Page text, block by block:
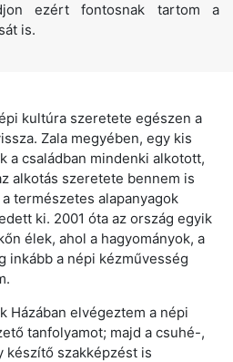
ezért fontosnak tartom a
is.
kultúra szeretete egészen a
Zala megyében, egy kis
a családban mindenki alkotott,
alkotás szeretete bennem is
természetes alapanyagok
ki. 2001 óta az ország egyik
élek, ahol a hagyományok, a
inkább a népi kézművesség
Házában elvégeztem a népi
tanfolyamot; majd a csuhé-,
készítő szakképzést is